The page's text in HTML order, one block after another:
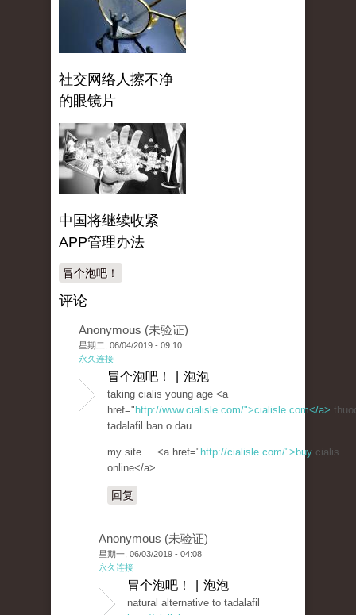
社交网络人擦不净
的眼镜片
中国将继续收紧
APP管理办法
冒个泡吧！
评论
Anonymous (未验证)
星期二, 06/04/2019 - 09:10
永久连接
冒个泡吧！ | 泡泡
taking cialis young age <a
href=" http://www.cialisle.com/">cialisle.com</a>
tadalafil ban o dau.
my site ... <a href=" http://cialisle.com/">buy cialis
online</a>
回复
Anonymous (未验证)
星期一, 06/03/2019 - 04:08
永久连接
冒个泡吧！ | 泡泡
natural alternative to tadalafil